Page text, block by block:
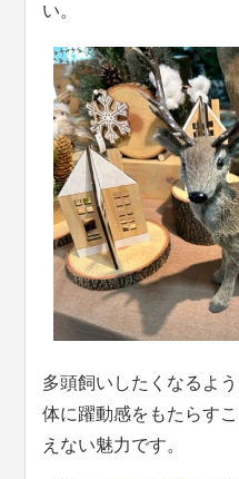
い。
多頭飼いしたくなるよ
体に躍動感をもたらす
えない魅力です。